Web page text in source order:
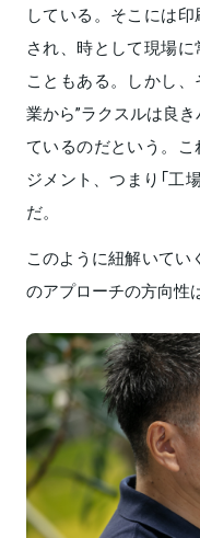
している。そこには
され、時として現場
こともある。しかし
業から”ラクスルは良
ているのだという。
ジメント、つまり「工
だ。
このように紐解いて
のアプローチの方向性